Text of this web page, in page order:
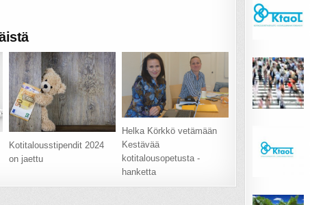
Kotitalousstipendit 2024
on jaettu
Helka Körkkö vetämään
Kestävää
kotitalousopetusta -
hanketta